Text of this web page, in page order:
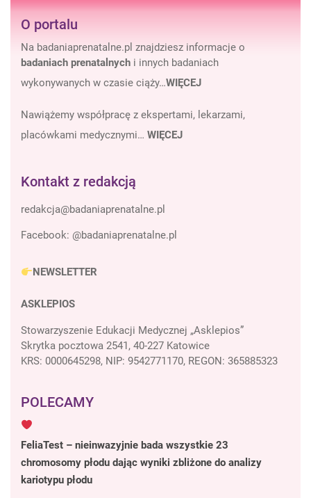
O portalu
Na badaniaprenatalne.pl znajdziesz informacje o
badaniach prenatalnych i innych badaniach
wykonywanych w czasie ciąży…WIĘCEJ
Nawiążemy współpracę z ekspertami, lekarzami,
placówkami medycznymi… WIĘCEJ
Kontakt z redakcją
Facebook: @badaniaprenatalne.pl
NEWSLETTER
ASKLEPIOS
Stowarzyszenie Edukacji Medycznej „Asklepios”
Skrytka pocztowa 2541, 40-227 Katowice
KRS: 0000645298, NIP: 9542771170, REGON: 365885323
POLECAMY
FeliaTest – nieinwazyjnie bada wszystkie 23
chromosomy płodu dając wyniki zbliżone do analizy
kariotypu płodu